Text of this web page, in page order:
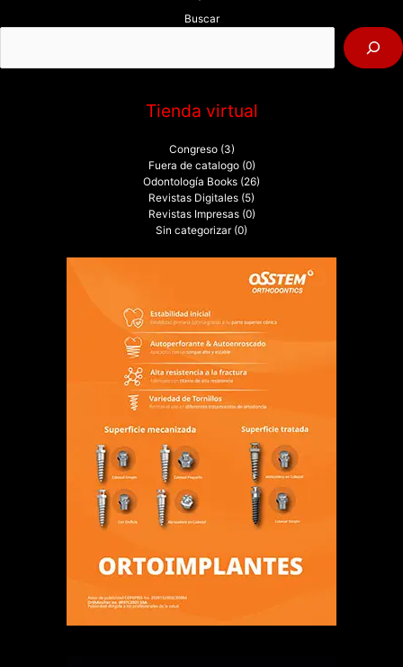
o
:
Buscar
Tienda virtual
Congreso (3)
Fuera de catalogo (0)
Odontología Books (26)
Revistas Digitales (5)
Revistas Impresas (0)
Sin categorizar (0)